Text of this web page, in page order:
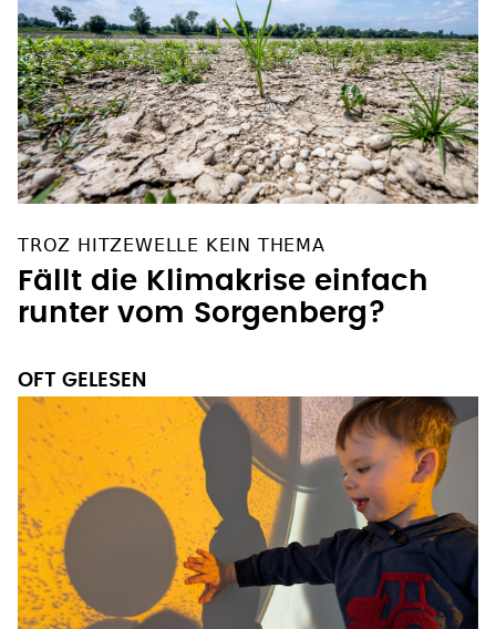
TROZ HITZEWELLE KEIN THEMA
Fällt die Klimakrise einfach
runter vom Sorgenberg?
OFT GELESEN